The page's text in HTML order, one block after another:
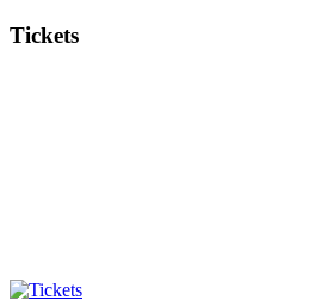
Tickets